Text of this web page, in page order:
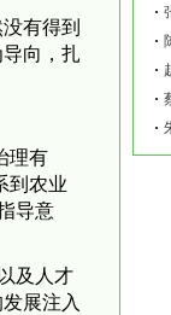
有得到
向，扎
理有
到农业
导意
及人才
展注入